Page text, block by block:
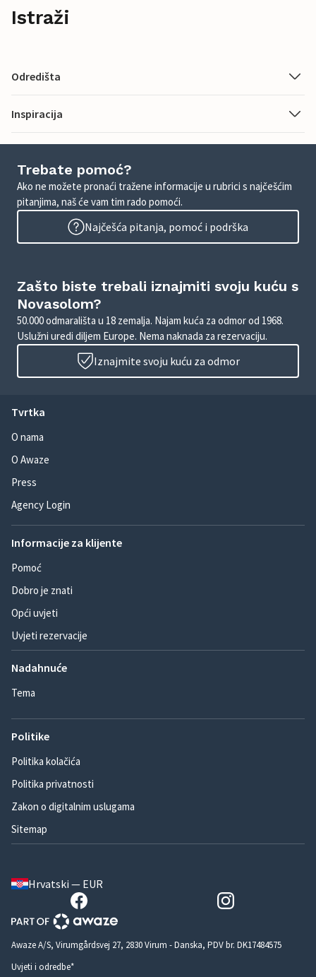
Istraži
Odredišta
Inspiracija
Trebate pomoć?
Ako ne možete pronaći tražene informacije u rubrici s najčešćim
pitanjima, naš će vam tim rado pomoći.
Najčešća pitanja, pomoć i podrška
Zašto biste trebali iznajmiti svoju kuću s
Novasolom?
50.000 odmarališta u 18 zemalja. Najam kuća za odmor od 1968.
Uslužni uredi diljem Europe. Nema naknada za rezervaciju.
Iznajmite svoju kuću za odmor
Tvrtka
O nama
O Awaze
Press
Agency Login
Informacije za klijente
Pomoć
Dobro je znati
Opći uvjeti
Uvjeti rezervacije
Nadahnuće
Tema
Politike
Politika kolačića
Politika privatnosti
Zakon o digitalnim uslugama
Sitemap
Hrvatski — EUR
Awaze A/S, Virumgårdsvej 27, 2830 Virum - Danska, PDV br. DK17484575
Uvjeti i odredbe*